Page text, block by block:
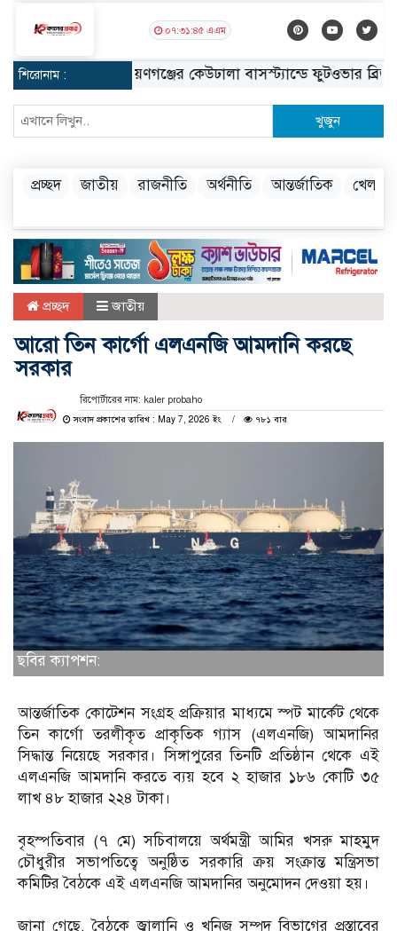
০৭:৩১:৪৬ এএম
শিরোনাম : নারায়ণগঞ্জের কেউঢালা বাসস্ট্যান্ডে ফুটওভার ব্রিজ
খুজুন
প্রচ্ছদ জাতীয় রাজনীতি অর্থনীতি আন্তর্জাতিক খেলা
প্রচ্ছদ জাতীয়
আরো তিন কার্গো এলএনজি আমদানি করছে
সরকার
রিপোর্টারের নাম: kaler probaho
সংবাদ প্রকাশের তারিখ : May 7, 2026 ইং
৭৮১ বার
ছবির ক্যাপশন:
আন্তর্জাতিক কোটেশন সংগ্রহ প্রক্রিয়ার মাধ্যমে স্পট মার্কেট থেকে
তিন কার্গো তরলীকৃত প্রাকৃতিক গ্যাস (এলএনজি) আমদানির
সিদ্ধান্ত নিয়েছে সরকার। সিঙ্গাপুরের তিনটি প্রতিষ্ঠান থেকে এই
এলএনজি আমদানি করতে ব্যয় হবে ২ হাজার ১৮৬ কোটি ৩৫
লাখ ৪৮ হাজার ২২৪ টাকা।
বৃহস্পতিবার (৭ মে) সচিবালয়ে অর্থমন্ত্রী আমির খসরু মাহমুদ
চৌধুরীর সভাপতিত্বে অনুষ্ঠিত সরকারি ক্রয় সংক্রান্ত মন্ত্রিসভা
কমিটির বৈঠকে এই এলএনজি আমদানির অনুমোদন দেওয়া হয়।
জানা গেছে, বৈঠকে জ্বালানি ও খনিজ সম্পদ বিভাগের প্রস্তাবের